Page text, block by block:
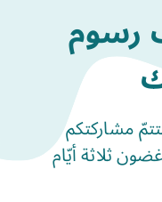
رسوم
مشاركتكم
ثلاثة أيّام